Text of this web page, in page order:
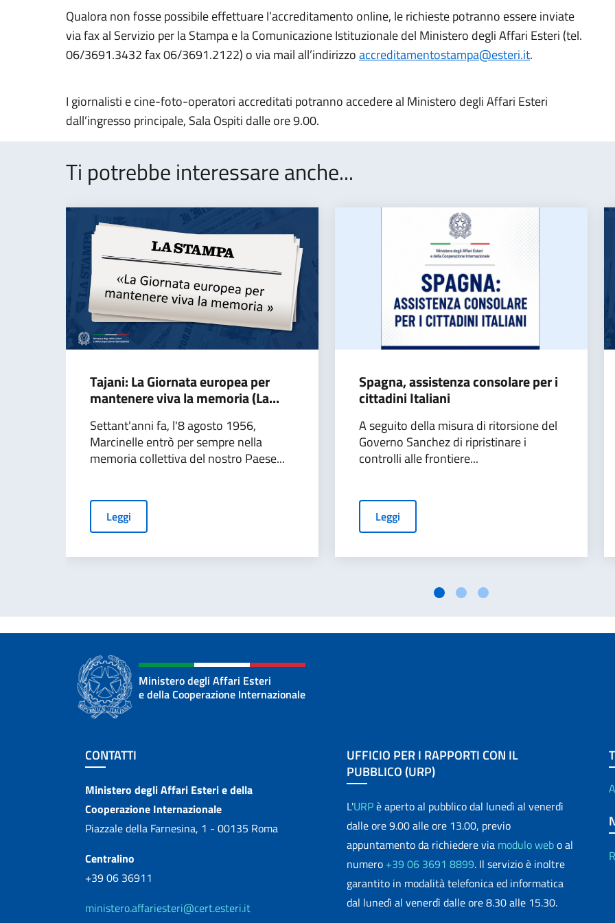
Qualora non fosse possibile effettuare l’accreditamento online, le richieste potranno essere inviate
via fax al Servizio per la Stampa e la Comunicazione Istituzionale del Ministero degli Affari Esteri (tel.
06/3691.3432 fax 06/3691.2122) o via mail all’indirizzoaccreditamentostampa@esteri.it.
I giornalisti e cine-foto-operatori accreditati potranno accedere al Ministero degli Affari Esteri
dall’ingresso principale, Sala Ospiti dalle ore 9.00.
Ti potrebbe interessare anche...
Tajani: La Giornata europea per
mantenere viva la memoria (La...
Settant'anni fa, l'8 agosto 1956,
Marcinelle entrò per sempre nella
memoria collettiva del nostro Paese...
Leggi
Spagna, assistenza consolare per i
cittadini Italiani
A seguito della misura di ritorsione del
Governo Sanchez di ripristinare i
controlli alle frontiere...
Leggi
Ministero degli Affari Esteri
e della Cooperazione Internazionale
Sezione footer
CONTATTI
Contatti
Ministero degli Affari Esteri e della
Cooperazione Internazionale
Piazzale della Farnesina, 1 - 00135 Roma
Centralino
+39 06 36911
ministero.affariesteri@cert.esteri.it
UFFICIO PER I RAPPORTI CON IL
PUBBLICO (URP)
L'URPè aperto al pubblico dal lunedì al venerdì
dalle ore 9.00 alle ore 13.00, previo
appuntamento da richiedere via modulo webo al
numero +39 06 3691 8899. Il servizio è inoltre
garantito in modalità telefonica ed informatica
dal lunedì al venerdì dalle ore 8.30 alle 15.30.